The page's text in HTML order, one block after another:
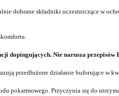
dobrane składniki uczestniczące w
dopingujących. Nie narusza przepisów
przedłużone działanie buforujące w
pokarmowego. Przyczynia się do